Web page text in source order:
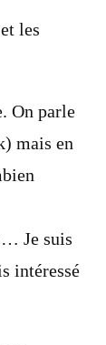
les
On parle
mais en
Je suis
intéressé